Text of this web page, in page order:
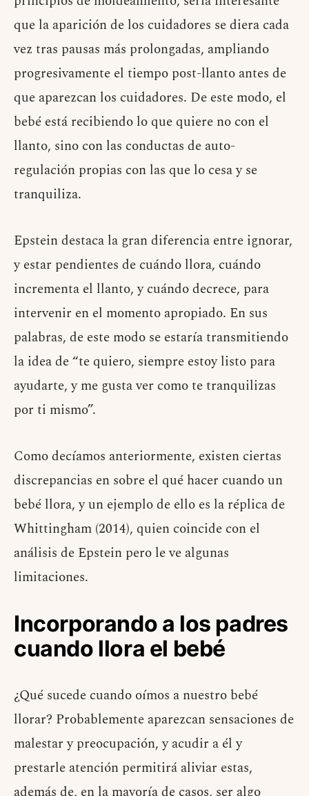
que la aparición de los cuidadores se diera cada
vez tras pausas más prolongadas, ampliando
progresivamente el tiempo post-llanto antes de
que aparezcan los cuidadores. De este modo, el
bebé está recibiendo lo que quiere no con el
llanto, sino con las conductas de auto-
regulación propias con las que lo cesa y se
tranquiliza.
Epstein destaca la gran diferencia entre ignorar,
y estar pendientes de cuándo llora, cuándo
incrementa el llanto, y cuándo decrece, para
intervenir en el momento apropiado. En sus
palabras, de este modo se estaría transmitiendo
la idea de “te quiero, siempre estoy listo para
ayudarte, y me gusta ver como te tranquilizas
por ti mismo”.
Como decíamos anteriormente, existen ciertas
discrepancias en sobre el qué hacer cuando un
bebé llora, y un ejemplo de ello es la réplica de
Whittingham (2014), quien coincide con el
análisis de Epstein pero le ve algunas
limitaciones.
Incorporando a los padres
cuando llora el bebé
¿Qué sucede cuando oímos a nuestro bebé
llorar? Probablemente aparezcan sensaciones de
malestar y preocupación, y acudir a él y
prestarle atención permitirá aliviar estas,